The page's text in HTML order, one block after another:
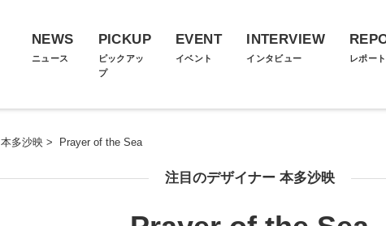
NEWS
ニュース
PICKUP
ピックアッ
プ
EVENT
イベント
INTERVIEW
インタビュー レポート
本多沙映 > Prayer of the Sea
注目のデザイナー 本多沙映